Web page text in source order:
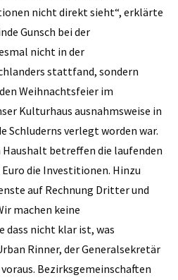
nicht direkt sieht“, erklärte
Gunsch bei der
nicht in der
stattfand, sondern
Weihnachtsfeier im
Kulturhaus ausnahmsweise in
Schluderns verlegt worden war.
betreffen die laufenden
die Investitionen. Hinzu
auf Rechnung Dritter und
machen keine
nicht klar ist, was
Rinner, der Generalsekretär
Bezirksgemeinschaften